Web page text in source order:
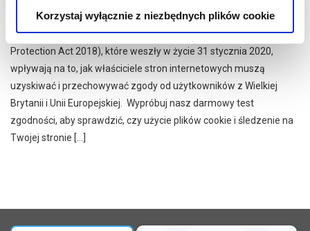
Korzystaj wyłącznie z niezbędnych plików cookie
LUT 05, 2020 POLITYKA PRYWATNOŚCI,RODO
Nowe UK-GDPR i poprawiona ustawa o ochronie danych (Data
Protection Act 2018), które weszły w życie 31 stycznia 2020,
wpływają na to, jak właściciele stron internetowych muszą
uzyskiwać i przechowywać zgody od użytkowników z Wielkiej
Brytanii i Unii Europejskiej. Wypróbuj nasz darmowy test
zgodności, aby sprawdzić, czy użycie plików cookie i śledzenie na
Twojej stronie […]